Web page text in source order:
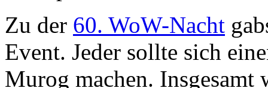
Zu der 60. WoW-Nacht
Event. Jeder sollte sich
Murog machen. Insgesamt